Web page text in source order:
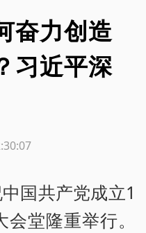
奋力创造
习近平深
国共产党成立1
堂隆重举行。